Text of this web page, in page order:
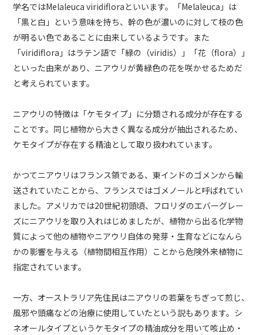
学名ではMelaleuca viridifloraといいます。「Melaleuca」は
「黒と白」という意味を持ち、幹の色が濃いのに対して枝の色
が明るい色であることに由来しているようです。また
「viridiflora」はラテン語で「緑の（viridis）」「花（flora）」
といった由来があり、ニアウリが黄緑色の花を咲かせるためだ
と考えられています。
ニアウリの特徴は「ケモタイプ」に分類される成分が存在する
ことです。同じ植物から大きく異なる成分が抽出されるため、
ケモタイプが存在する精油として取り扱われています。
かつてニアウリはフランス領である、東インドのゴメンから輸
送されていたことから、フランスではゴメノールと呼ばれてい
ました。アメリカでは20世紀初頭頃、フロリダのエバーグレー
ズにニアウリを取り入れはじめましたが、植物から出る化学物
質によって他の植物やニアウリ自体の発芽・生育などになんら
かの影響を与える（植物間相互作用）ことから危険外来植物に
指定されています。
一方、オーストラリア先住民はニアウリの若葉をちぎって煎じ、
風邪や頭痛などの治療に使用していたという説もあります。シ
ネオールタイプというケモタイプの精油成分を用いて咳止め・